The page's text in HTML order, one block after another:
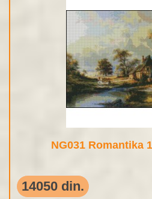
NG031 Romantika
14050 din.